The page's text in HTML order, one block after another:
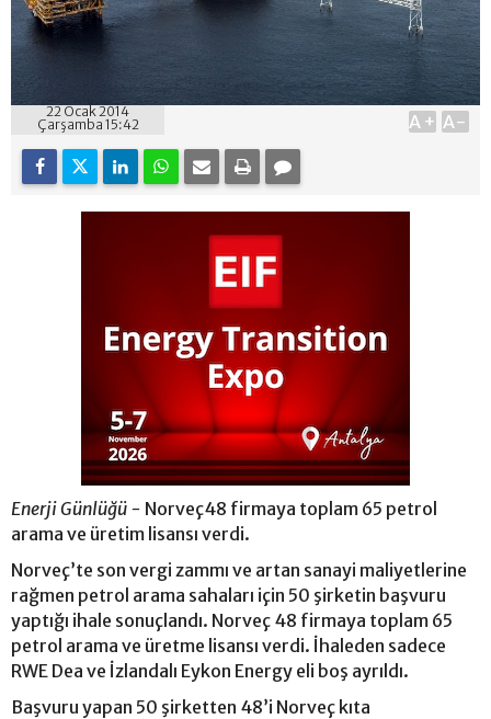
22 Ocak 2014
Çarşamba 15:42
A+ A-
Enerji Günlüğü - Norveç48 firmaya toplam 65 petrol
arama ve üretim lisansı verdi.
Norveç’te son vergi zammı ve artan sanayi maliyetlerine
rağmen petrol arama sahaları için 50 şirketin başvuru
yaptığı ihale sonuçlandı. Norveç 48 firmaya toplam 65
petrol arama ve üretme lisansı verdi. İhaleden sadece
RWE Dea ve İzlandalı Eykon Energy eli boş ayrıldı.
Başvuru yapan 50 şirketten 48’i Norveç kıta